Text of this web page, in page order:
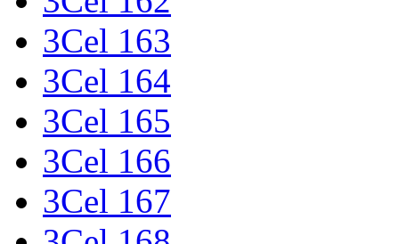
3Cel 163
3Cel 164
3Cel 165
3Cel 166
3Cel 167